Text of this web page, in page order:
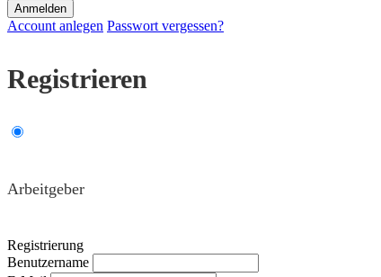
Account anlegen Passwort vergessen?
Registrieren
Arbeitgeber
Registrierung
Benutzername